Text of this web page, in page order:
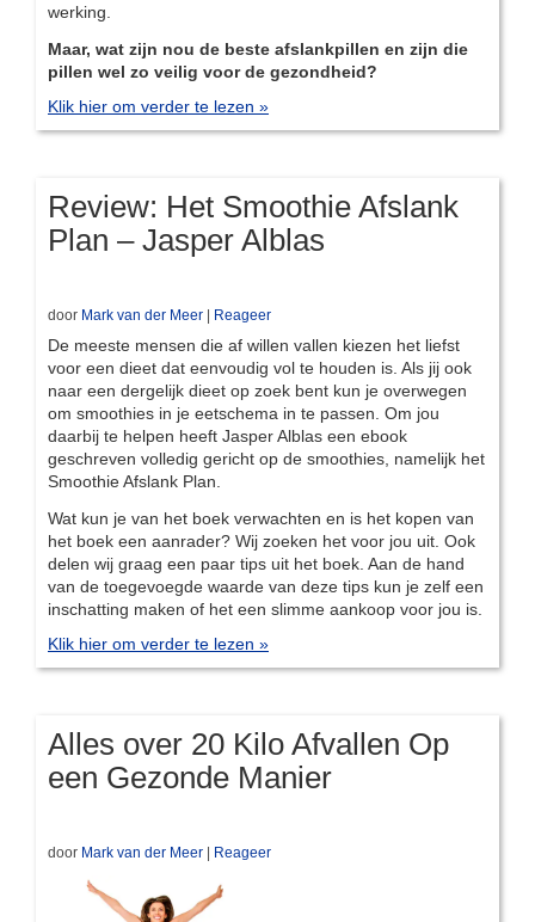
werking.
Maar, wat zijn nou de beste afslankpillen en zijn die
pillen wel zo veilig voor de gezondheid?
Klik hier om verder te lezen »
Review: Het Smoothie Afslank
Plan – Jasper Alblas
door Mark van der Meer | Reageer
De meeste mensen die af willen vallen kiezen het liefst
voor een dieet dat eenvoudig vol te houden is. Als jij ook
naar een dergelijk dieet op zoek bent kun je overwegen
om smoothies in je eetschema in te passen. Om jou
daarbij te helpen heeft Jasper Alblas een ebook
geschreven volledig gericht op de smoothies, namelijk het
Smoothie Afslank Plan.
Wat kun je van het boek verwachten en is het kopen van
het boek een aanrader? Wij zoeken het voor jou uit. Ook
delen wij graag een paar tips uit het boek. Aan de hand
van de toegevoegde waarde van deze tips kun je zelf een
inschatting maken of het een slimme aankoop voor jou is.
Klik hier om verder te lezen »
Alles over 20 Kilo Afvallen Op
een Gezonde Manier
door Mark van der Meer | Reageer